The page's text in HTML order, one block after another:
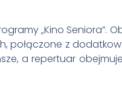
„Kino Seniora”.
połączone z
a repertuar